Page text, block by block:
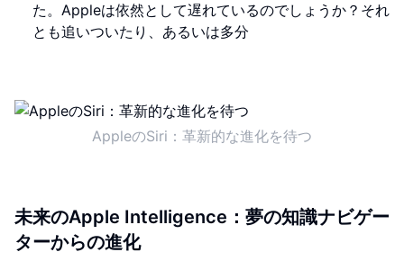
た。Appleは依然として遅れているのでしょうか？それ
とも追いついたり、あるいは多分
AppleのSiri：革新的な進化を待つ
未来のApple Intelligence：夢の知識ナビゲー
ターからの進化